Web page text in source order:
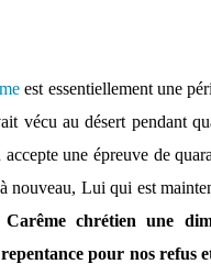
est essentiellement une
vécu au désert pendant
une épreuve de
nouveau, Lui qui est
chrétien une
pour nos refus